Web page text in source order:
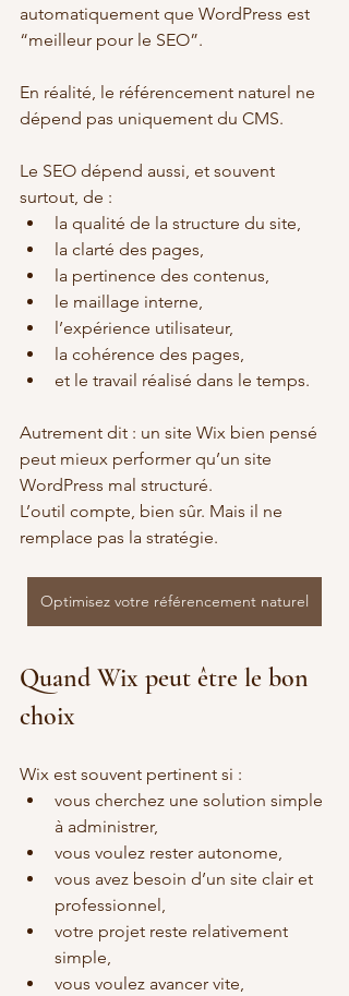
automatiquement que WordPress est
“meilleur pour le SEO”.
En réalité, le référencement naturel ne
dépend pas uniquement du CMS.
Le SEO dépend aussi, et souvent
surtout, de :
la qualité de la structure du site,
la clarté des pages,
la pertinence des contenus,
le maillage interne,
l’expérience utilisateur,
la cohérence des pages,
et le travail réalisé dans le temps.
Autrement dit : un site Wix bien pensé
peut mieux performer qu’un site
WordPress mal structuré.
L’outil compte, bien sûr. Mais il ne
remplace pas la stratégie.
Optimisez votre référencement naturel
Quand Wix peut être le bon
choix
Wix est souvent pertinent si :
vous cherchez une solution simple
à administrer,
vous voulez rester autonome,
vous avez besoin d’un site clair et
professionnel,
votre projet reste relativement
simple,
vous voulez avancer vite,